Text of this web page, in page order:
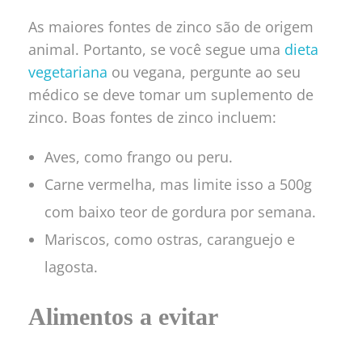
As maiores fontes de zinco são de origem
animal. Portanto, se você segue uma dieta
vegetariana ou vegana, pergunte ao seu
médico se deve tomar um suplemento de
zinco. Boas fontes de zinco incluem:
Aves, como frango ou peru.
Carne vermelha, mas limite isso a 500g
com baixo teor de gordura por semana.
Mariscos, como ostras, caranguejo e
lagosta.
Alimentos a evitar